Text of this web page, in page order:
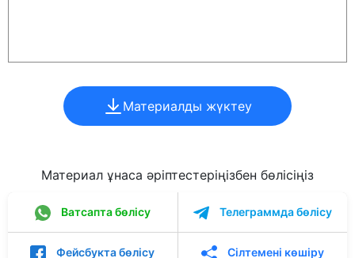
Материалды жүктеу
Материал ұнаса әріптестеріңізбен бөлісіңіз
Ватсапта бөлісу Телеграммда бөлісу
Фейсбукта бөлісу Сілтемені көшіру